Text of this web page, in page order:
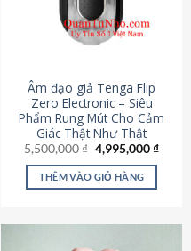
Âm đạo giả Tenga Flip
Zero Electronic – Siêu
Phẩm Rung Mút Cho Cảm
Giác Thật Như Thật
5,500,000₫ Giá
gốc
là:
5,500,000 ₫.
4,995,000₫Giá
THÊM VÀO GIỎ HÀNG